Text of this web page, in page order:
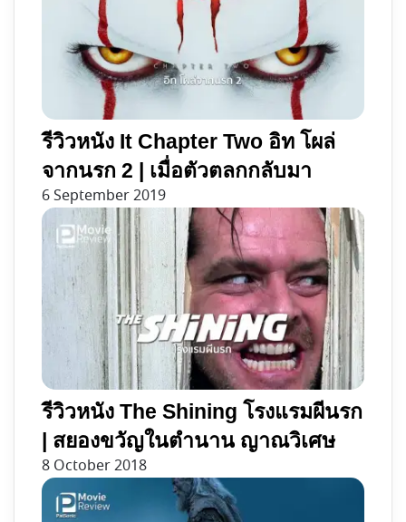
รีวิวหนัง It Chapter Two อิท โผล่
จากนรก 2 | เมื่อตัวตลกกลับมา
6 September 2019
รีวิวหนัง The Shining โรงแรมผีนรก
| สยองขวัญในตำนาน ญาณวิเศษ
8 October 2018